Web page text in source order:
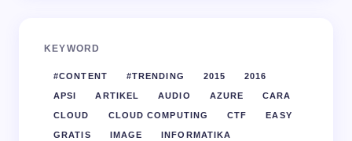
KEYWORD
#CONTENT #TRENDING 2015 2016
APSI ARTIKEL AUDIO AZURE CARA
CLOUD CLOUD COMPUTING CTF EASY
GRATIS IMAGE INFORMATIKA